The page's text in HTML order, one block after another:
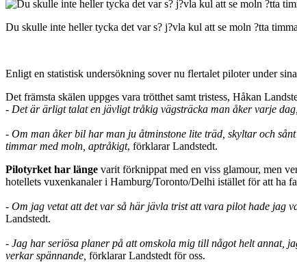
Du skulle inte heller tycka det var s? j?vla kul att se moln ?tta
Enligt en statistisk undersökning sover nu flertalet piloter under
Det främsta skälen uppges vara trötthet samt tristess, Håkan
- Det är ärligt talat en jävligt tråkig vägsträcka man åker varje
- Om man åker bil har man ju åtminstone lite träd, skyltar och
timmar med moln, aptråkigt, förklarar Landstedt.
Pilotyrket har länge varit förknippat med en viss glamour, men
hotellets vuxenkanaler i Hamburg/Toronto/Delhi istället för att ha
- Om jag vetat att det var så här jävla trist att vara pilot hade jag
Landstedt.
- Jag har seriösa planer på att omskola mig till något helt annat,
verkar spännande, förklarar Landstedt för oss.